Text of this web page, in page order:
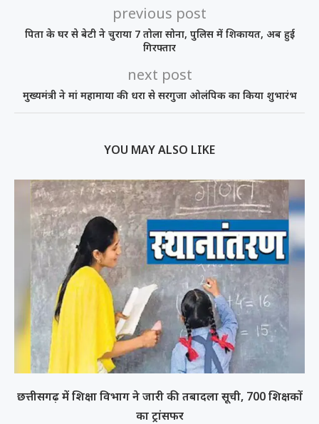
previous post
पिता के घर से बेटी ने चुराया 7 तोला सोना, पुलिस में शिकायत, अब हुई
गिरफ्तार
next post
मुख्यमंत्री ने मां महामाया की धरा से सरगुजा ओलंपिक का किया शुभारंभ
YOU MAY ALSO LIKE
छत्तीसगढ़ में शिक्षा विभाग ने जारी की तबादला सूची, 700 शिक्षकों
का ट्रांसफर